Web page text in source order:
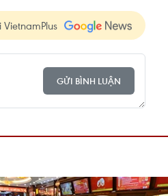
VietnamPlus
GỬI BÌNH LUẬN